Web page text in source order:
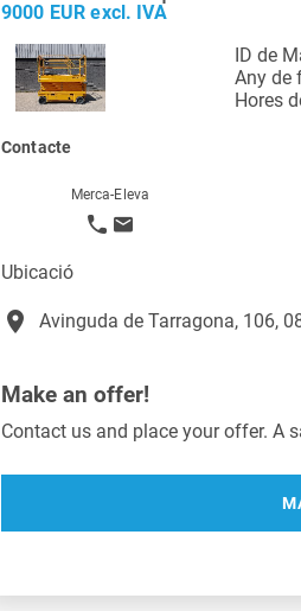
9000 EUR excl. IVA
ID de
Any de
Hores
Contacte
Merca-Eleva
Ubicació
place Avinguda de Tarragona, 106,
Make an offer!
Contact us and place your offer. A